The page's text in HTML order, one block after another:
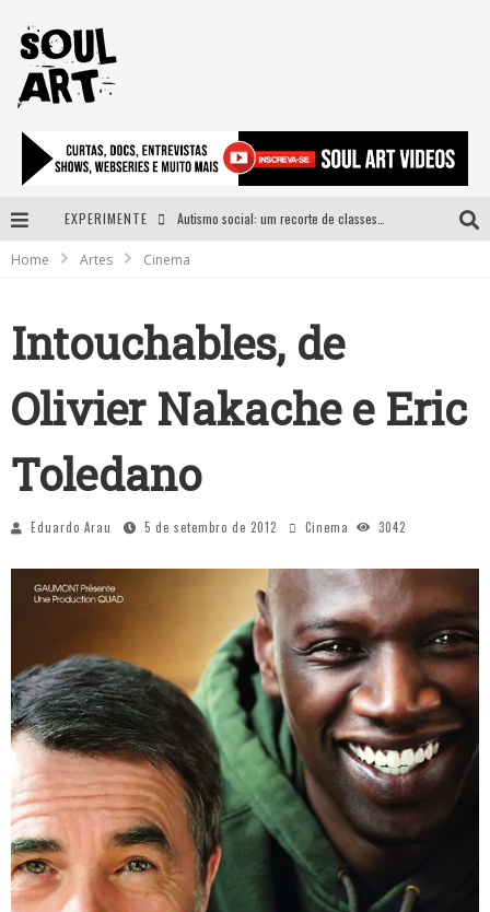
EXPERIMENTE
A subida da rampa é diferente!
Home Artes Cinema
Intouchables, de
Olivier Nakache e Eric
Toledano
Eduardo Arau 5 de setembro de 2012 Cinema 3042